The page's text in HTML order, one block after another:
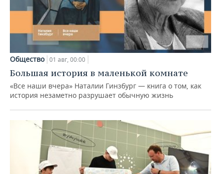
Общество 01 авг, 00:00
Большая история в маленькой комнате
«Все наши вчера» Наталии Гинзбург — книга о том, как
история незаметно разрушает обычную жизнь